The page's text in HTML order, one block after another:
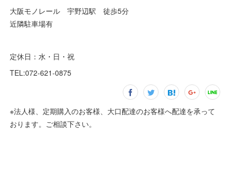
大阪モノレール 宇野辺駅 徒歩5分
近隣駐車場有
定休日：水・日・祝
TEL:072-621-0875
※法人様、定期購入のお客様、大口配達のお客様へ配達を承って
おります。ご相談下さい。